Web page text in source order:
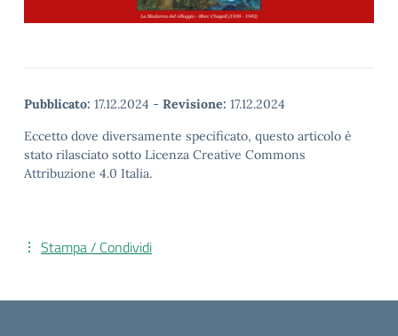
Pubblicato: 17.12.2024 - Revisione: 17.12.2024
Eccetto dove diversamente specificato, questo articolo è
stato rilasciato sotto Licenza Creative Commons
Attribuzione 4.0 Italia.
Stampa / Condividi